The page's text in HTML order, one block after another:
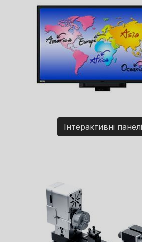
Інтерактивні панелі